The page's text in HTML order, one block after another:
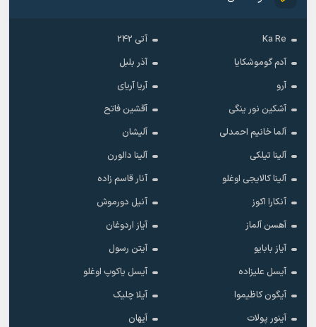
Ka Re
آتی 242
آدم گوموشکایا
آذر بلبل
آرو
آریا آریای
آشکین نور ینگی
آقشین فاتح
آلما خانیم احمدلی
آلیشان
آلینا تیلکی
آلینا دالورن
آلینا کالایجی اوغلو
آنار قاسم زاده
آنکارا اکوز
آنیل دورموش
آهسن آلماز
آیاز اردوغان
آیاز بابایو
آیتن رسول
آیسل علیزاده
آیسل یاکوپ اوغلو
آیگون کاظیموا
آیلا چلیک
آینور پولات
آیهان